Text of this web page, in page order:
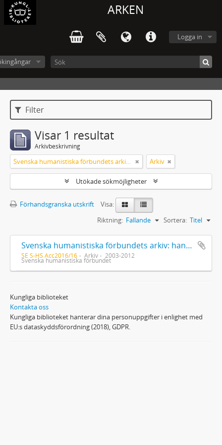
ARKEN
Logga in
Filter
Visar 1 resultat
Arkivbeskrivning
Svenska humanistiska förbundets arkiv: handlingar 2003-2012 Arkiv
Utökade sökmöjligheter
Förhandsgranska utskrift
Visa:
Sortera: Titel
Riktning: Fallande
Svenska humanistiska förbundets arkiv: handlingar 2003-2012
SE S-HS Acc2016/16 Arkiv 2003-2012
Svenska humanistiska förbundet
Kungliga biblioteket
Kontakta oss
Kungliga biblioteket hanterar dina personuppgifter i enlighet med
EU:s dataskyddsförordning (2018), GDPR.